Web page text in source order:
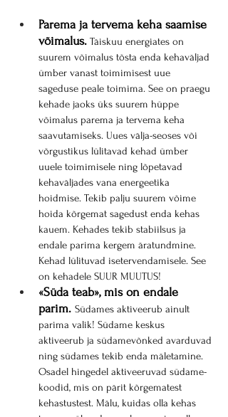
Parema ja tervema keha saamise
võimalus. Täiskuu energiates on
suurem võimalus tõsta enda kehaväljad
ümber vanast toimimisest uue
sageduse peale toimima. See on praegu
kehade jaoks üks suurem hüppe
võimalus parema ja tervema keha
saavutamiseks. Uues välja-seoses või
võrgustikus lülitavad kehad ümber
uuele toimimisele ning lõpetavad
kehaväljades vana energeetika
hoidmise. Tekib palju suurem võime
hoida kõrgemat sagedust enda kehas
kauem. Kehades tekib stabiilsus ja
endale parima kergem äratundmine.
Kehad lülituvad isetervendamisele. See
on kehadele SUUR MUUTUS!
«Süda teab», mis on endale
parim. Südames aktiveerub ainult
parima valik! Südame keskus
aktiveerub ja südamevõnked avarduvad
ning südames tekib enda mäletamine.
Osadel hingedel aktiveeruvad südame-
koodid, mis on pärit kõrgematest
kehastustest. Mälu, kuidas olla kehas